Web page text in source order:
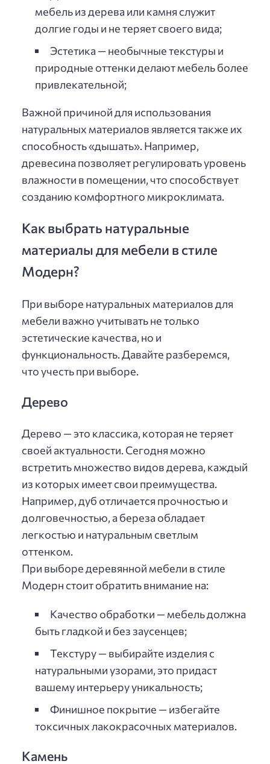
мебель из дерева или камня служит
долгие годы и не теряет своего вида;
Эстетика — необычные текстуры и
природные оттенки делают мебель более
привлекательной;
Важной причиной для использования
натуральных материалов является также их
способность «дышать». Например,
древесина позволяет регулировать уровень
влажности в помещении, что способствует
созданию комфортного микроклимата.
Как выбрать натуральные
материалы для мебели в стиле
Модерн?
При выборе натуральных материалов для
мебели важно учитывать не только
эстетические качества, но и
функциональность. Давайте разберемся,
что учесть при выборе.
Дерево
Дерево — это классика, которая не теряет
своей актуальности. Сегодня можно
встретить множество видов дерева, каждый
из которых имеет свои преимущества.
Например, дуб отличается прочностью и
долговечностью, а береза обладает
легкостью и натуральным светлым
оттенком.
При выборе деревянной мебели в стиле
Модерн стоит обратить внимание на:
Качество обработки — мебель должна
быть гладкой и без заусенцев;
Текстуру — выбирайте изделия с
натуральными узорами, это придаст
вашему интерьеру уникальность;
Финишное покрытие — избегайте
токсичных лакокрасочных материалов.
Камень